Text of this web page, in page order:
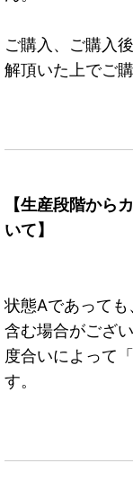
ご購入、ご購入
解頂いた上でご購
【生産段階から
いて】
状態Aであって
含む場合がござ
度合いによって
す。